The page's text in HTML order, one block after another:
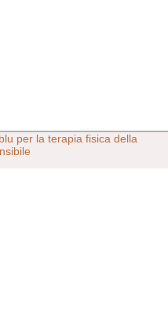
rotondo PEM-X1 con
in polvere per la vendita a